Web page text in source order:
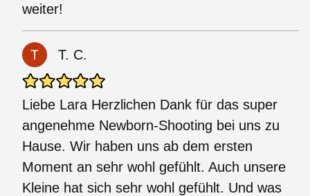
weiter!
T. C.
Liebe Lara Herzlichen Dank für das super
angenehme Newborn-Shooting bei uns zu
Hause. Wir haben uns ab dem ersten
Moment an sehr wohl gefühlt. Auch unsere
Kleine hat sich sehr wohl gefühlt. Und was